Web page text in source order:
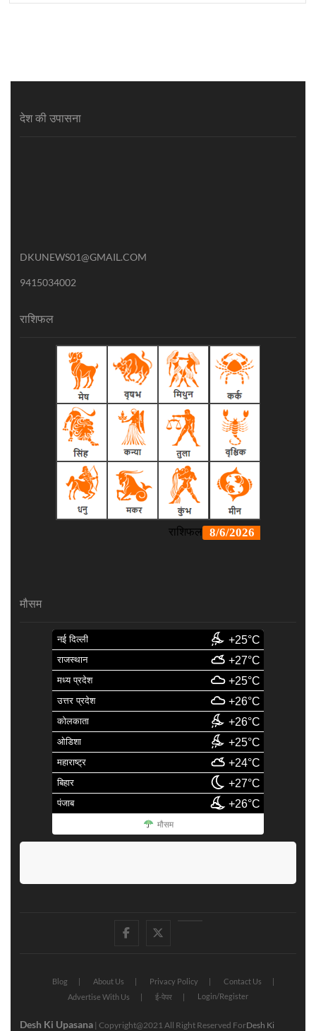
देश की उपासना
DKUNEWS01@GMAIL.COM
9415034002
राशिफल
मौसम
नई दिल्ली +25°C
राजस्थान +27°C
मध्य प्रदेश +25°C
उत्तर प्रदेश +26°C
कोलकाता +26°C
ओडिशा +25°C
महाराष्ट्र +24°C
बिहार +27°C
पंजाब +26°C
मौसम
facebook
Blog About Us Privacy Policy
Contact Us
Advertise With Us
ई-पेपर Login/Register
Desh Ki Upasana| Copyright@2021 All Right Reserved ForDesh Ki